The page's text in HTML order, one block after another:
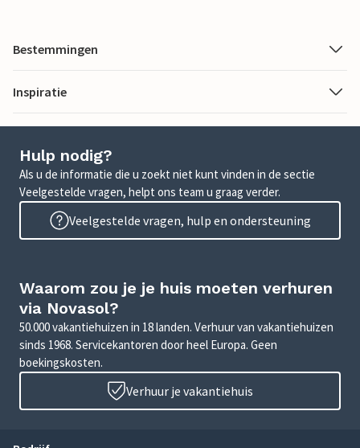
Bestemmingen
Inspiratie
Hulp nodig?
Als u de informatie die u zoekt niet kunt vinden in de sectie
Veelgestelde vragen, helpt ons team u graag verder.
Veelgestelde vragen, hulp en ondersteuning
Waarom zou je je huis moeten verhuren
via Novasol?
50.000 vakantiehuizen in 18 landen. Verhuur van vakantiehuizen
sinds 1968. Servicekantoren door heel Europa. Geen
boekingskosten.
Verhuur je vakantiehuis